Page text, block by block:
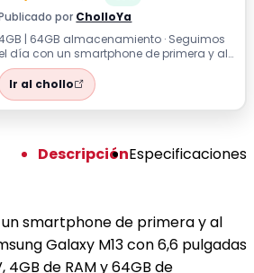
por CholloYa
| 64GB almacenamiento · Seguimos
el día con un smartphone de primera y al
mejor precio. Un Samsung Galaxy M13
Ir al chollo
DescripciónEspecificaciones
smartphone de primera y al
Galaxy M13 con 6,6 pulgadas
de RAM y 64GB de